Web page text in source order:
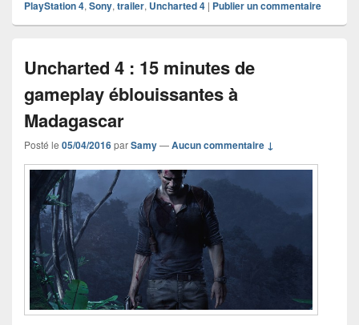
PlayStation 4, Sony, trailer, Uncharted 4 | Publier un commentaire
Uncharted 4 : 15 minutes de
gameplay éblouissantes à
Madagascar
Posté le 05/04/2016parSamy—Aucun commentaire ↓